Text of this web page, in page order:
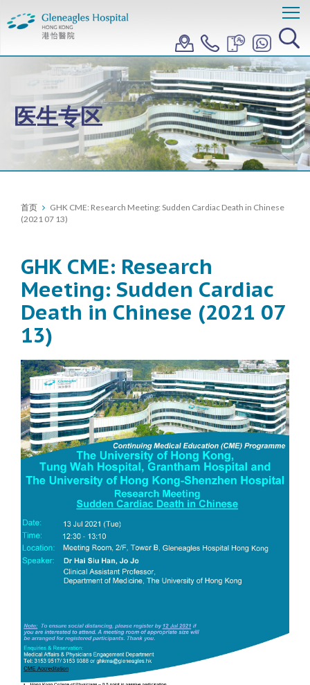
医生专区
首页
GHK CME: Research Meeting: Sudden Cardiac Death in Chinese
(2021 07 13)
GHK CME: Research
Meeting: Sudden Cardiac
Death in Chinese (2021 07
13)